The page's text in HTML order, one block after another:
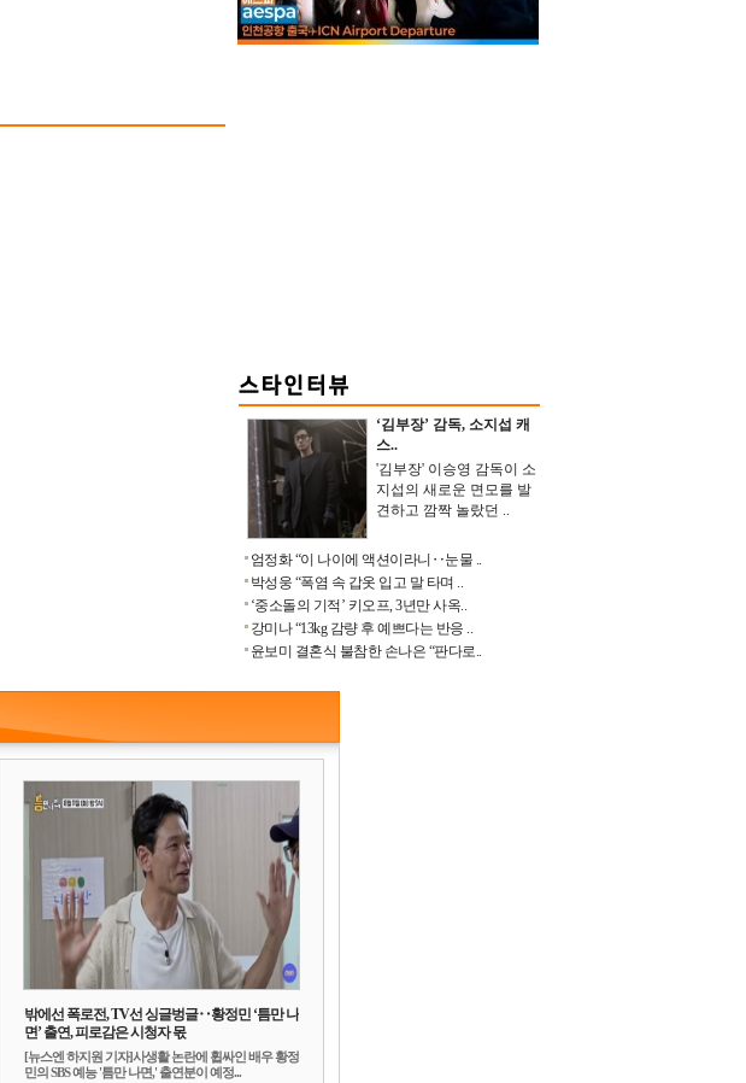
‘김부장’ 감독, 소지섭 캐
스..
'김부장' 이승영 감독이 소
지섭의 새로운 면모를 발
견하고 깜짝 놀랐던 ..
엄정화 “이 나이에 액션이라니‥눈물 ..
박성웅 “폭염 속 갑옷 입고 말 타며 ..
‘중소돌의 기적’ 키오프, 3년만 사옥..
강미나 “13kg 감량 후 예쁘다는 반응 ..
윤보미 결혼식 불참한 손나은 “판다로..
밖에선 폭로전, TV선 싱글벙글‥황정민 ‘틈만 나
면’ 출연, 피로감은 시청자 몫
[뉴스엔 하지원 기자]사생활 논란에 휩싸인 배우 황정
민의 SBS 예능 '틈만 나면,' 출연분이 예정...